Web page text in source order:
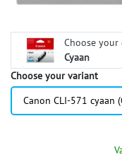
Choose your
Cyaan
Choose your variant
Canon CLI-571 cyaan